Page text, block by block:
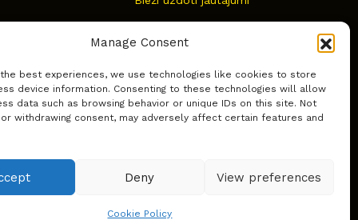
Manage Consent
best experiences, we use technologies like cookies to store
device information. Consenting to these technologies will allow
data such as browsing behavior or unique IDs on this site. Not
withdrawing consent, may adversely affect certain features and
Deny View preferences
Cookie Policy